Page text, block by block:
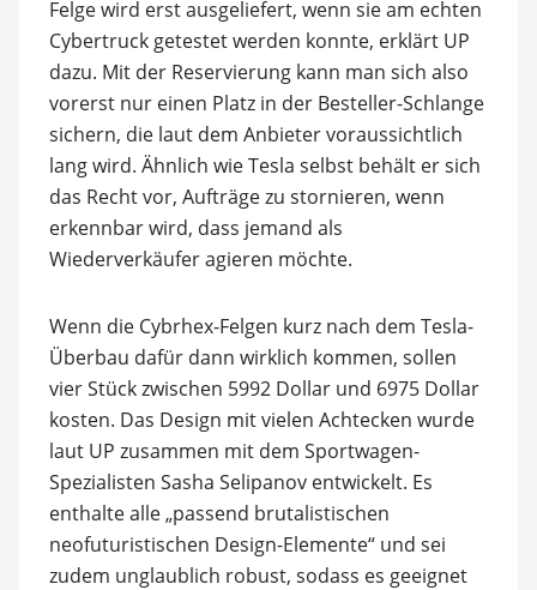
Felge wird erst ausgeliefert, wenn sie am echten
Cybertruck getestet werden konnte, erklärt UP
dazu. Mit der Reservierung kann man sich also
vorerst nur einen Platz in der Besteller-Schlange
sichern, die laut dem Anbieter voraussichtlich
lang wird. Ähnlich wie Tesla selbst behält er sich
das Recht vor, Aufträge zu stornieren, wenn
erkennbar wird, dass jemand als
Wiederverkäufer agieren möchte.
Wenn die Cybrhex-Felgen kurz nach dem Tesla-
Überbau dafür dann wirklich kommen, sollen
vier Stück zwischen 5992 Dollar und 6975 Dollar
kosten. Das Design mit vielen Achtecken wurde
laut UP zusammen mit dem Sportwagen-
Spezialisten Sasha Selipanov entwickelt. Es
enthalte alle „passend brutalistischen
neofuturistischen Design-Elemente“ und sei
zudem unglaublich robust, sodass es geeignet